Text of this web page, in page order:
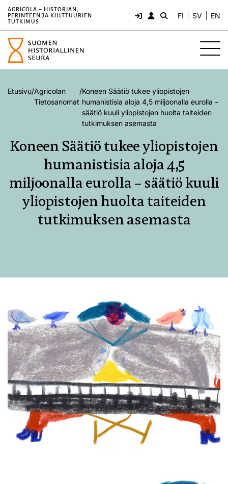
AGRICOLA – HISTORIAN,
PERINTEEN JA KULTTUURIEN
TUTKIMUS
FI SV EN
Etusivu/Agricolan
Tietosanomat
/Koneen Säätiö tukee yliopistojen
humanistisia aloja 4,5 miljoonalla eurolla –
säätiö kuuli yliopistojen huolta taiteiden
tutkimuksen asemasta
Koneen Säätiö tukee yliopistojen
humanistisia aloja 4,5
miljoonalla eurolla – säätiö kuuli
yliopistojen huolta taiteiden
tutkimuksen asemasta